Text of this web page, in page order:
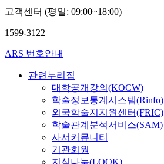
고객센터 (평일: 09:00~18:00)
1599-3122
ARS 번호안내
관련누리집
대학공개강의(KOCW)
학술정보통계시스템(Rinfo)
외국학술지지원센터(FRIC)
학술관계분석서비스(SAM)
사서커뮤니티
기관회원